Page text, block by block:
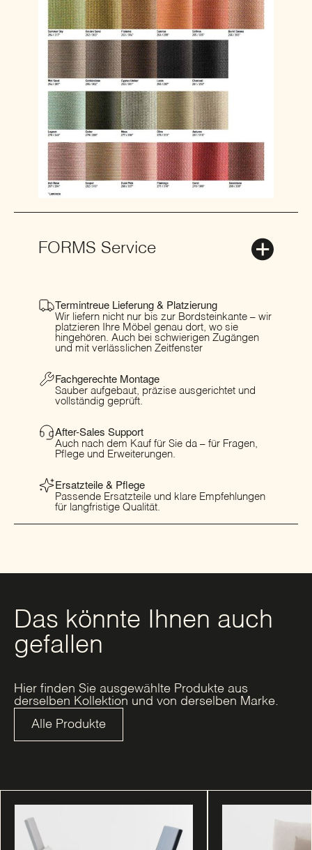
FORMS Service
Termintreue Lieferung & Platzierung
Wir liefern nicht nur bis zur Bordsteinkante – wir
platzieren Ihre Möbel genau dort, wo sie
hingehören. Auch bei schwierigen Zugängen
und mit verlässlichen Zeitfenster
Fachgerechte Montage
Sauber aufgebaut, präzise ausgerichtet und
vollständig geprüft.
After-Sales Support
Auch nach dem Kauf für Sie da – für Fragen,
Pflege und Erweiterungen.
Ersatzteile & Pflege
Passende Ersatzteile und klare Empfehlungen
für langfristige Qualität.
Das könnte Ihnen auch
gefallen
Hier finden Sie ausgewählte Produkte aus
derselben Kollektion und von derselben Marke.
Alle Produkte